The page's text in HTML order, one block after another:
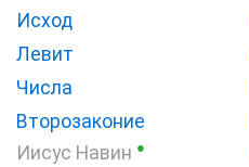
Исход
Левит
Числа
Второзаконие
Иисус Навин ●